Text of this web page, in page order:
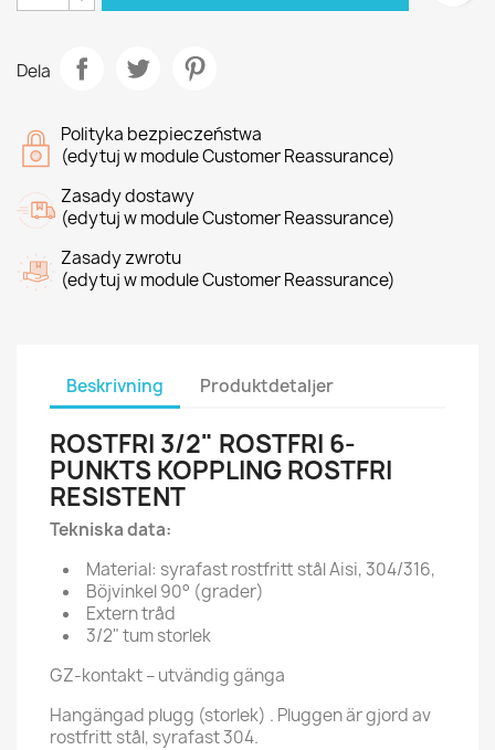
Dela
Polityka bezpieczeństwa
(edytuj w module Customer Reassurance)
Zasady dostawy
(edytuj w module Customer Reassurance)
Zasady zwrotu
(edytuj w module Customer Reassurance)
Beskrivning Produktdetaljer
ROSTFRI 3/2" ROSTFRI 6-
PUNKTS KOPPLING ROSTFRI
RESISTENT
Tekniska data:
Material: syrafast rostfritt stål Aisi, 304/316,
Böjvinkel 90° (grader)
Extern tråd
3/2" tum storlek
GZ-kontakt – utvändig gänga
Hangängad plugg (storlek) . Pluggen är gjord av
rostfritt stål, syrafast 304.